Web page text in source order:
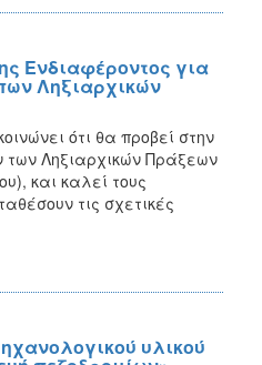
Ενδιαφέροντος για
Ληξιαρχικών
ότι θα προβεί στην
των Ληξιαρχικών Πράξεων
και καλεί τους
τις σχετικές
υλικού